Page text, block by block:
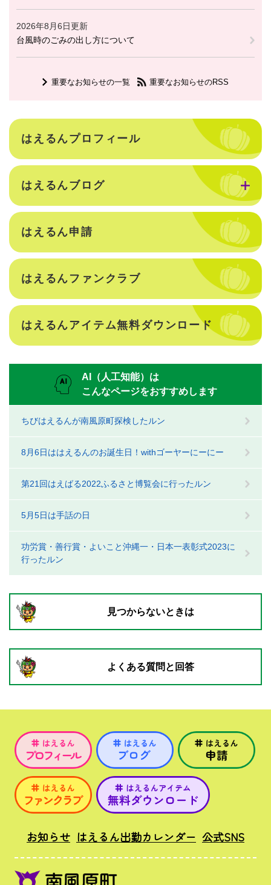
2026年8月6日更新
台風時のごみの出し方について
重要なお知らせの一覧 重要なお知らせのRSS
はえるんプロフィール
はえるんブログ
はえるん申請
はえるんファンクラブ
はえるんアイテム無料ダウンロード
AI（人工知能）は
こんなページをおすすめします
ちびはえるんが南風原町探検したルン
8月6日ははえるんのお誕生日！withゴーヤーにーにー
第21回はえばる2022ふるさと博覧会に行ったルン
5月5日は手話の日
功労賞・善行賞・よいこと沖縄一・日本一表彰式2023に
行ったルン
見つからないときは
よくある質問と回答
お知らせ はえるん出勤カレンダー 公式SNS